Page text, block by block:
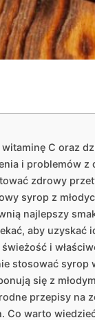
C oraz
i problemów z
zdrowy
syrop z
najlepszy
aby uzyskać
i
stosować
się z
przepisy na
Co warto